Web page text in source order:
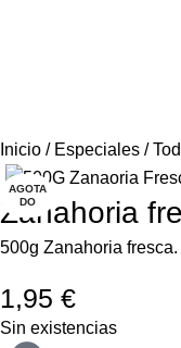
Inicio Especiales
AGOTA
DO
Zanahoria
500g Zanahoria
1,95 €
Sin existencias